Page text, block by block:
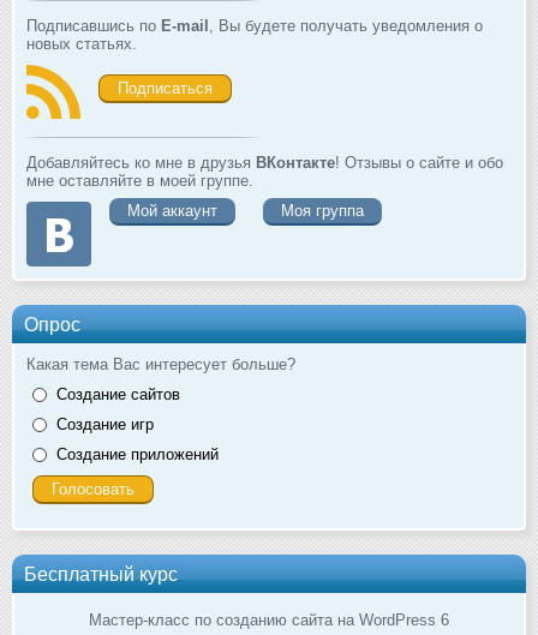
Подписавшись по E-mail , Вы будете получать уведомления о
новых статьях.
Подписаться
Добавляйтесь ко мне в друзья ВКонтакте! Отзывы о сайте и обо
мне оставляйте в моей группе.
Мой аккаунт
Моя группа
Опрос
Какая тема Вас интересует больше?
Создание сайтов
Создание игр
Создание приложений
Бесплатный курс
Мастер-класс по созданию сайта на WordPress 6